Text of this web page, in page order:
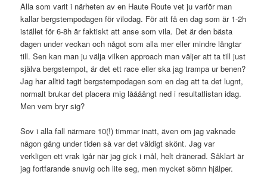
Alla som varit i närheten av en Haute Route vet ju varför man
kallar bergstempodagen för vilodag. För att få en dag som är 1-2h
istället för 6-8h är faktiskt att anse som vila. Det är den bästa
dagen under veckan och något som alla mer eller mindre längtar
till. Sen kan man ju välja vilken approach man väljer att ta till just
själva bergstempot, är det ett race eller ska jag trampa ur benen?
Jag har alltid tagit bergstempodagen som en dag att ta det lugnt,
normalt brukar det placera mig låååångt ned i resultatlistan idag.
Men vem bryr sig?
Sov i alla fall närmare 10(!) timmar inatt, även om jag vaknade
någon gång under tiden så var det väldigt skönt. Jag var
verkligen ett vrak igår när jag gick i mål, helt dränerad. Såklart är
jag fortfarande snuvig och lite seg, men mycket sömn hjälper.